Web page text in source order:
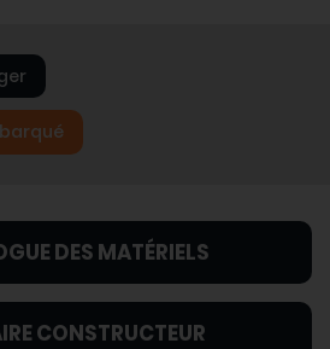
DES MATÉRIELS
CONSTRUCTEUR